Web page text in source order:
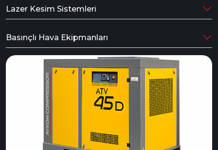
Lazer Kesim Sistemleri
Basınçlı Hava Ekipmanları